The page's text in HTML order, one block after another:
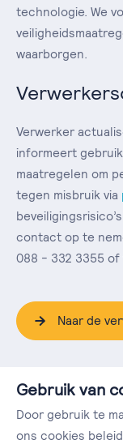
technologie. We
waarborgen.
Verwerker
informeert
maatregelen om
tegen misbruik via
contact op te
088 - 332 3355 of
Naar de
Gebruik van
Door gebruik te
ons cookies